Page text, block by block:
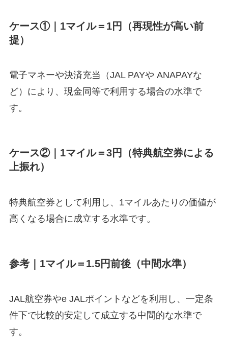
ケース①｜1マイル＝1円（再現性が高い前
提）
電子マネーや決済充当（JAL PAYや ANAPAYな
ど）により、現金同等で利用する場合の水準で
す。
ケース②｜1マイル＝3円（特典航空券による
上振れ）
特典航空券として利用し、1マイルあたりの価値が
高くなる場合に成立する水準です。
参考｜1マイル＝1.5円前後（中間水準）
JAL航空券やe JALポイントなどを利用し、一定条
件下で比較的安定して成立する中間的な水準で
す。